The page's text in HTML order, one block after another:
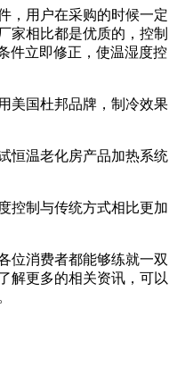
，用户在采购的时候一定
家相比都是优质的，控制
件立即修正，使温湿度控
美国杜邦品牌，制冷效果
恒温老化房产品加热系统
控制与传统方式相比更加
位消费者都能够练就一双
解更多的相关资讯，可以